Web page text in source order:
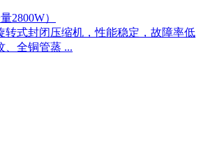
2800W）
转式封闭压缩机，性能稳定，故障率低
、全铜管蒸 ...